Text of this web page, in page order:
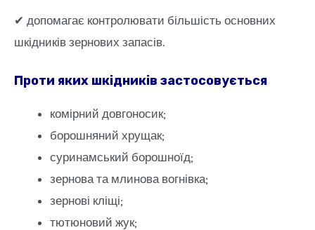
✔ допомагає контролювати більшість основних
шкідників зернових запасів.
Проти яких шкідників застосовується
комірний довгоносик;
борошняний хрущак;
суринамський борошноїд;
зернова та млинова вогнівка;
зернові кліщі;
тютюновий жук;